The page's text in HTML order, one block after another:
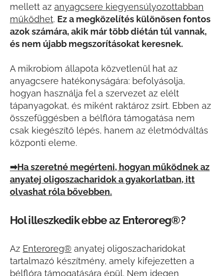
mellett az anyagcsere kiegyensúlyozottabban
működhet. Ez a megközelítés különösen fontos
azok számára, akik már több diétán túl vannak,
és nem újabb megszorításokat keresnek.
A mikrobiom állapota közvetlenül hat az
anyagcsere hatékonyságára: befolyásolja,
hogyan használja fel a szervezet az elélt
tápanyagokat, és miként raktároz zsírt. Ebben az
összefüggésben a bélflóra támogatása nem
csak kiegészítő lépés, hanem az életmódváltás
központi eleme.
➡Ha szeretné megérteni, hogyan működnek az
anyatej oligoszacharidok a gyakorlatban, itt
olvashat róla bővebben.
Hol illeszkedik ebbe az Enteroreg®?
Az Enteroreg® anyatej oligoszacharidokat
tartalmazó készítmény, amely kifejezetten a
bélflóra támogatására épül. Nem idegen